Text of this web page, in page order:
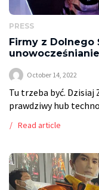
PRESS
Firmy z Dolnego
October 14, 2022
Tu trzeba być.
prawdziwy hub
targach nowych
Read article